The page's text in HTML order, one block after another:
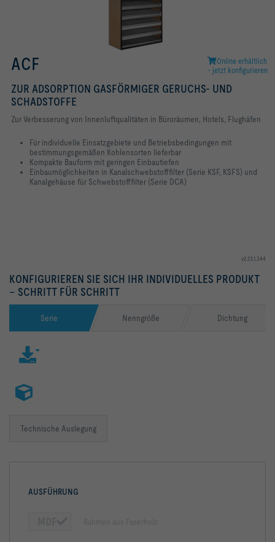
Online erhältlich
- jetzt konfigurieren
ACF
ZUR ADSORPTION GASFÖRMIGER GERUCHS- UND
SCHADSTOFFE
Zur Verbesserung von Innenluftqualitäten in Büroräumen, Hotels, Flughäfen
Für individuelle Einsatzgebiete und Betriebsbedingungen mit
bestimmungsgemäßen Kohlensorten lieferbar
Kompakte Bauform mit geringen Einbautiefen
Einbaumöglichkeiten in Kanalschwebstofffilter (Serie KSF, KSFS) und
Kanalgehäuse für Schwebstofffilter (Serie DCA)
v2.23.1.344
KONFIGURIEREN SIE SICH IHR INDIVIDUELLES PRODUKT
– SCHRITT FÜR SCHRITT
Serie Nenngröße Dichtung
Technische Auslegung
AUSFÜHRUNG